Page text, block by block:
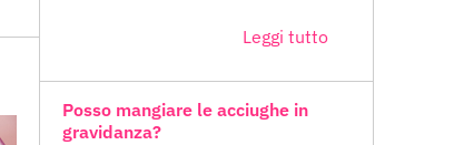
Leggi tutto
Posso mangiare le acciughe in
gravidanza?